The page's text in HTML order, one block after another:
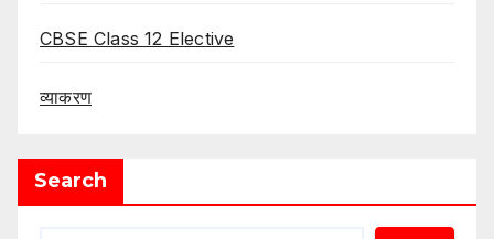
CBSE Class 12 Elective
व्याकरण
Search